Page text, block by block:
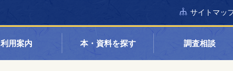
サイトマッ
利用案内 本・資料を探す 調査相談